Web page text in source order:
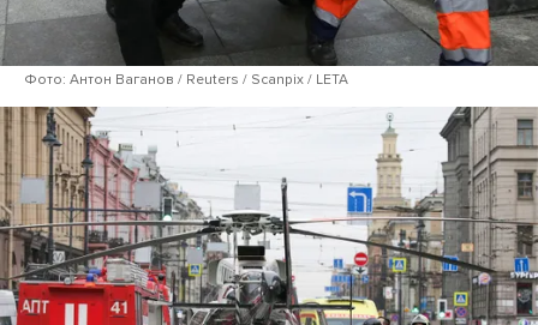
Фото: Антон Ваганов / Reuters / Scanpix / LETA